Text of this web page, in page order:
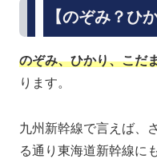
【のぞみ？ひ
のぞみ、ひかり、こだ
ります。
九州新幹線で言えば、
る通り東海道新幹線に